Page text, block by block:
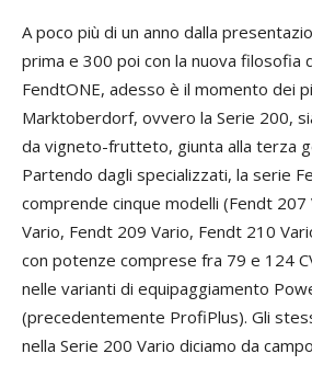
A poco più di un anno dalla
prima e 300 poi con la nuova filosofia
FendtONE, adesso è il momento dei
Marktoberdorf, ovvero la Serie 200,
da vigneto-frutteto, giunta alla terza
Partendo dagli specializzati, la serie
comprende cinque modelli (Fendt 207
Vario, Fendt 209 Vario, Fendt 210
con potenze comprese fra 79 e 124
nelle varianti di equipaggiamento
(precedentemente ProfiPlus). Gli
nella Serie 200 Vario diciamo da